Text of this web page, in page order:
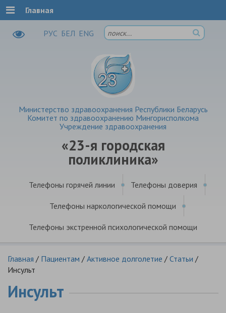
РУC БЕЛ ENG
Министерство здравоохранения Республики Беларусь
Комитет по здравоохранению Мингорисполкома
Учреждение здравоохранения
«23-я городская
поликлиника»
Главная
Телефоны горячей линии Телефоны доверия
Телефоны наркологической помощи
Телефоны экстренной психологической помощи
Главная / Пациентам / Активное долголетие / Статьи /
Инсульт
Инсульт